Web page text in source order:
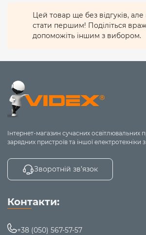
світильнику не страшні дощ,
тиском.
Стійкий до великої кількості
Гарантійний термін -2 роки.
безпечні матеріали. Світильник не
інших шкідливих для здоров'я
утилізації у вигляді побутових відходів.
Цей товар ще без відгуків,
стати першим! Поділіться
допоможіть іншим з вибором.
Інтернет-магазин сучасних освітлювальних
зарядних пристроїв та іншої електротехніки з
Зворотній зв’язок
Контакти:
+38 (050) 567-57-57